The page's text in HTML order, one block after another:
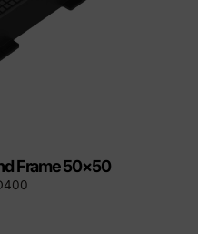
Frame 50×50